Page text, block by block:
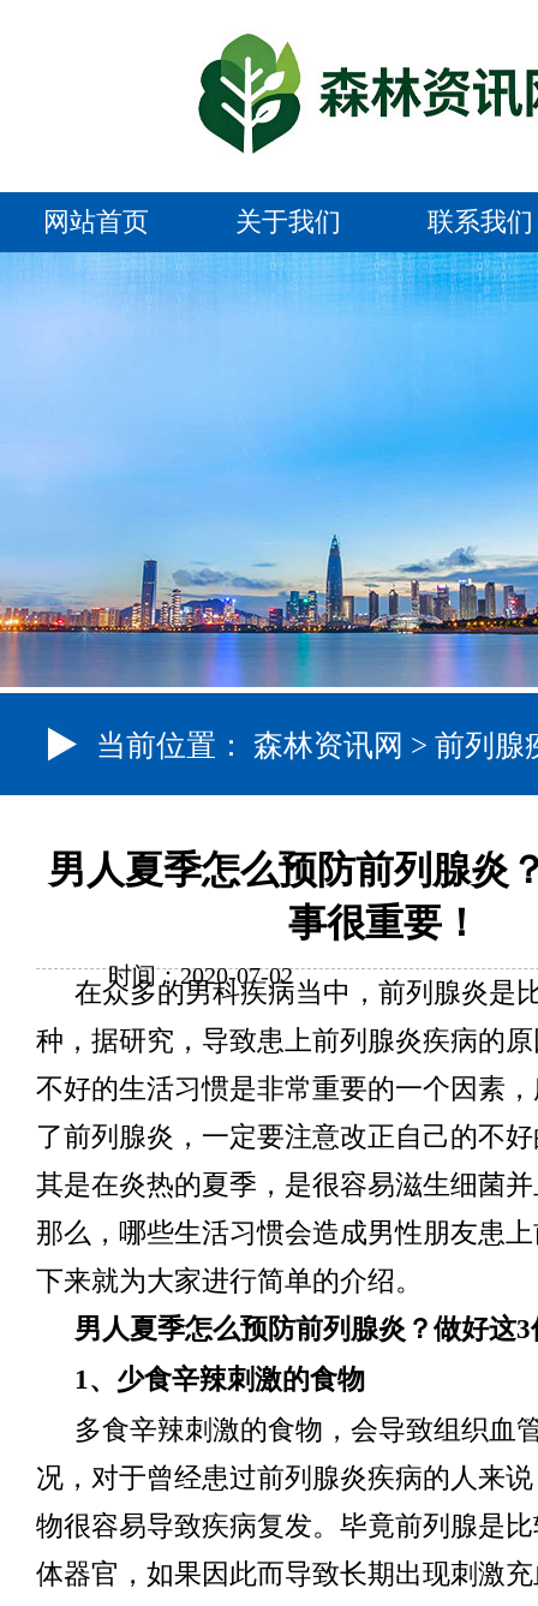
网站首页 关于我们 联系我们
当前位置： 森林资讯网 > 前列腺
男人夏季怎么预防前列腺炎
事很重要！
时间：2020-07-02
在众多的男科疾病当中，前列腺炎是
种，据研究，导致患上前列腺炎疾病的
不好的生活习惯是非常重要的一个因素
了前列腺炎，一定要注意改正自己的不
其是在炎热的夏季，是很容易滋生细菌
那么，哪些生活习惯会造成男性朋友患
下来就为大家进行简单的介绍。
男人夏季怎么预防前列腺炎？做好这
1、少食辛辣刺激的食物
多食辛辣刺激的食物，会导致组织血
况，对于曾经患过前列腺炎疾病的人来
物很容易导致疾病复发。毕竟前列腺是
体器官，如果因此而导致长期出现刺激